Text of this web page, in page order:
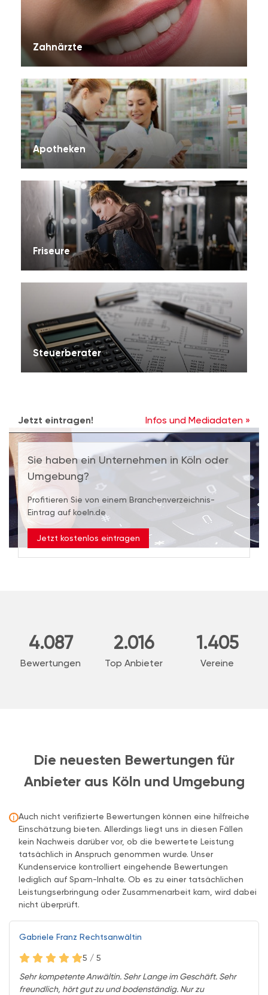
Zahnärzte
Apotheken
Friseure
Steuerberater
Jetzt eintragen! Infos und Mediadaten »
Sie haben ein Unternehmen in Köln oder
Umgebung?
Profitieren Sie von einem Branchenverzeichnis-
Eintrag auf koeln.de
Jetzt kostenlos eintragen
4.087
Bewertungen
2.016
Top Anbieter
1.405
Vereine
Die neuesten Bewertungen für
Anbieter aus Köln und Umgebung
ℹ Auch nicht verifizierte Bewertungen können eine hilfreiche
Einschätzung bieten. Allerdings liegt uns in diesen Fällen
kein Nachweis darüber vor, ob die bewertete Leistung
tatsächlich in Anspruch genommen wurde. Unser
Kundenservice kontrolliert eingehende Bewertungen
lediglich auf Spam-Inhalte. Ob es zu einer tatsächlichen
Leistungserbringung oder Zusammenarbeit kam, wird dabei
nicht überprüft.
Gabriele Franz Rechtsanwältin
5 / 5
Sehr kompetente Anwältin. Sehr Lange im Geschäft. Sehr
freundlich, hört gut zu und bodenständig. Nur zu